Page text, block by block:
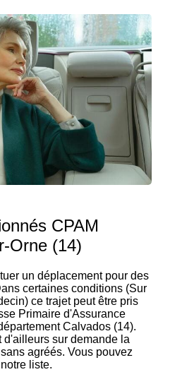
CPAM
Orne (14)
un déplacement pour des
certaines conditions (Sur
ce trajet peut être pris
Primaire d'Assurance
Calvados (14).
d'ailleurs sur demande la
agréés. Vous pouvez
liste.